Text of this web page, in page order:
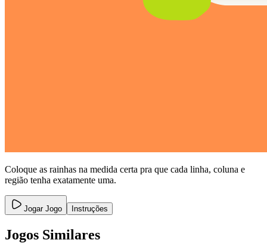
Coloque as rainhas na medida certa pra que cada linha, coluna e
região tenha exatamente uma.
Jogar Jogo Instruções
Jogos Similares